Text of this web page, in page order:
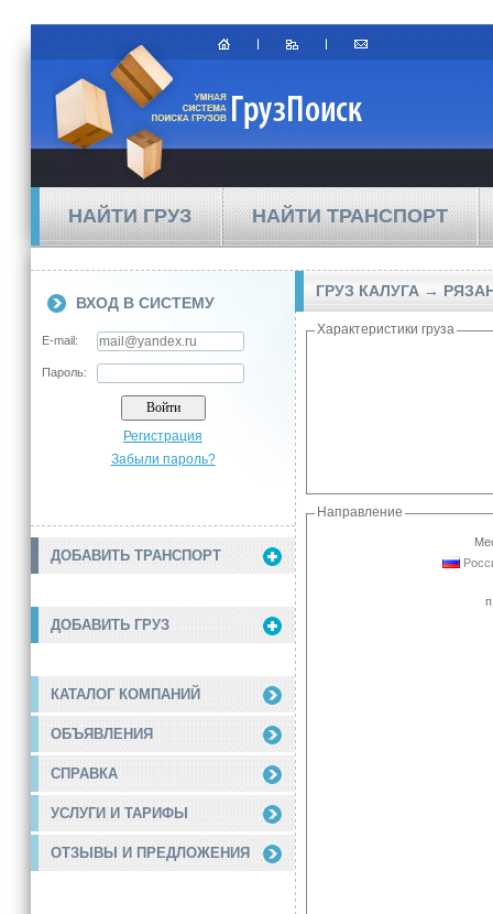
НАЙТИ ГРУЗ НАЙТИ ТРАНСПОРТ
ВХОД В СИСТЕМУ
E-mail:
Пароль:
Регистрация
Забыли пароль?
ДОБАВИТЬ ТРАНСПОРТ
ДОБАВИТЬ ГРУЗ
КАТАЛОГ КОМПАНИЙ
ОБЪЯВЛЕНИЯ
СПРАВКА
УСЛУГИ И ТАРИФЫ
ОТЗЫВЫ И ПРЕДЛОЖЕНИЯ
ГРУЗ КАЛУГА →
Характеристики груза
Направление